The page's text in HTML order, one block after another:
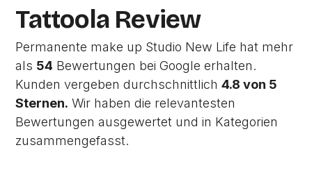
Tattoola Review
Permanente make up Studio New Life hat mehr
als 54 Bewertungen bei Google erhalten.
Kunden vergeben durchschnittlich4.8 von 5
Sternen. Wir haben die relevantesten
Bewertungen ausgewertet und in Kategorien
zusammengefasst.